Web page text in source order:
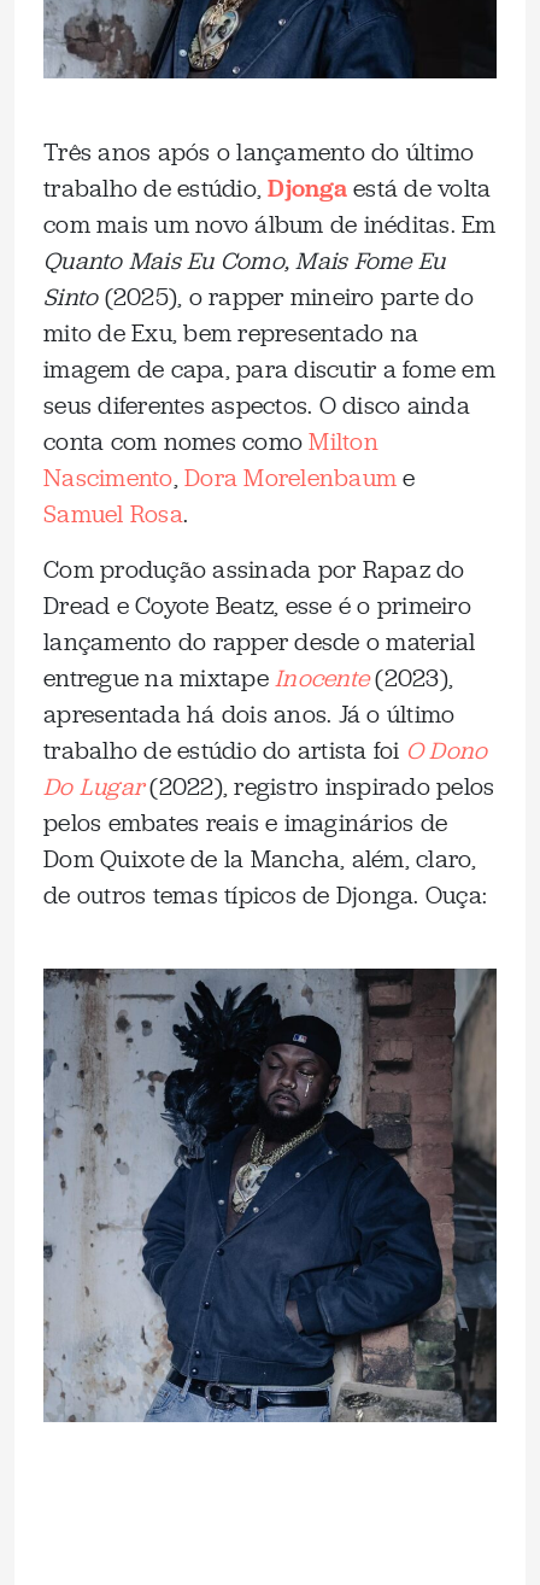
Três anos após o lançamento do último
trabalho de estúdio,Djongaestá de volta
com mais um novo álbum de inéditas. Em
Quanto Mais Eu Como, Mais Fome Eu
Sinto(2025), o rapper mineiro parte do
mito de Exu, bem representado na
imagem de capa, para discutir a fome em
seus diferentes aspectos. O disco ainda
conta com nomes comoMilton
Nascimento,Dora Morelenbaume
Samuel Rosa.
Com produção assinada por Rapaz do
Dread e Coyote Beatz, esse é o primeiro
lançamento do rapper desde o material
entregue na mixtapeInocente(2023),
apresentada há dois anos. Já o último
trabalho de estúdio do artista foi O Dono
Do Lugar(2022), registro inspirado pelos
pelos embates reais e imaginários de
Dom Quixote de la Mancha, além, claro,
de outros temas típicos de Djonga. Ouça: